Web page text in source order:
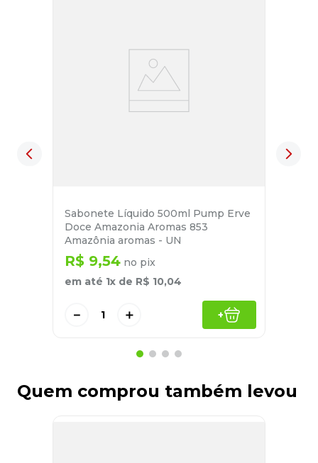
Sabonete Líquido 500ml Pump Erve
Doce Amazonia Aromas 853
Amazônia aromas - UN
R$ 9,54 no pix
em até 1x de R$ 10,04
＋
－ +
Quem comprou também levou